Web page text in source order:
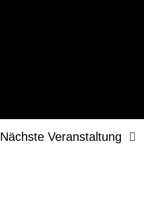
Nächste Veranstaltung